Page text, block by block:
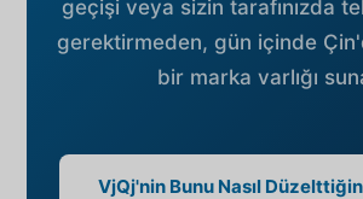
geçişi veya sizin tarafınızda
gerektirmeden, gün içinde
bir marka varlığı
VjQj'nin Bunu Nasıl